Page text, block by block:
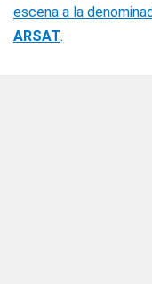
escena a la
ARSAT.